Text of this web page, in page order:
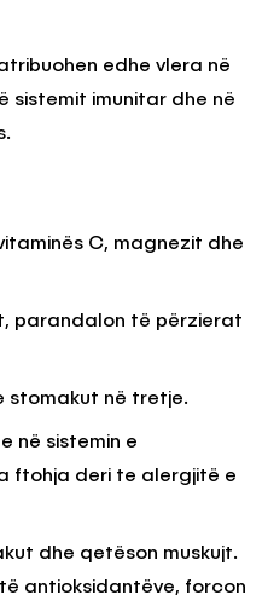
edhe vlera në
sistemit imunitar dhe në
C, magnezit dhe
parandalon të përzierat
stomakut në tretje.
në sistemin e
ftohja deri te alergjitë e
dhe qetëson muskujt.
antioksidantëve, forcon